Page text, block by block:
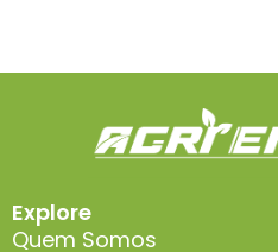
Explore
Quem Somos